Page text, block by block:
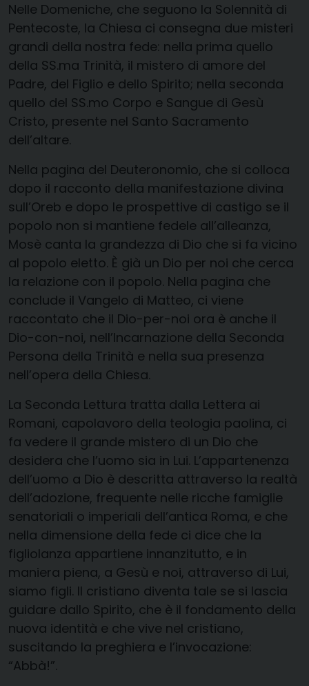
Nelle Domeniche, che seguono la Solennità di
Pentecoste, la Chiesa ci consegna due misteri
grandi della nostra fede: nella prima quello
della SS.ma Trinità, il mistero di amore del
Padre, del Figlio e dello Spirito; nella seconda
quello del SS.mo Corpo e Sangue di Gesù
Cristo, presente nel Santo Sacramento
dell’altare.
Nella pagina del Deuteronomio, che si colloca
dopo il racconto della manifestazione divina
sull’Oreb e dopo le prospettive di castigo se il
popolo non si mantiene fedele all’alleanza,
Mosè canta la grandezza di Dio che si fa vicino
al popolo eletto. È già un Dio per noi che cerca
la relazione con il popolo. Nella pagina che
conclude il Vangelo di Matteo, ci viene
raccontato che il Dio-per-noi ora è anche il
Dio-con-noi, nell’Incarnazione della Seconda
Persona della Trinità e nella sua presenza
nell’opera della Chiesa.
La Seconda Lettura tratta dalla Lettera ai
Romani, capolavoro della teologia paolina, ci
fa vedere il grande mistero di un Dio che
desidera che l’uomo sia in Lui. L’appartenenza
dell’uomo a Dio è descritta attraverso la realtà
dell’adozione, frequente nelle ricche famiglie
senatoriali o imperiali dell’antica Roma, e che
nella dimensione della fede ci dice che la
figliolanza appartiene innanzitutto, e in
maniera piena, a Gesù e noi, attraverso di Lui,
siamo figli. Il cristiano diventa tale se si lascia
guidare dallo Spirito, che è il fondamento della
nuova identità e che vive nel cristiano,
suscitando la preghiera e l’invocazione:
“Abbà!”.